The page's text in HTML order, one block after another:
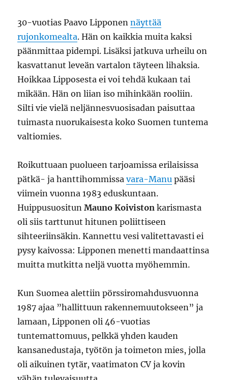
30-vuotias Paavo Lipponennäyttää
rujonkomealta. Hän on kaikkia muita kaksi
päänmittaa pidempi. Lisäksi jatkuva urheilu on
kasvattanut leveän vartalon täyteen lihaksia.
Hoikkaa Lipposesta ei voi tehdä kukaan tai
mikään. Hän on liian iso mihinkään rooliin.
Silti vie vielä neljännesvuosisadan paisuttaa
tuimasta nuorukaisesta koko Suomen tuntema
valtiomies.
Roikuttuaan puolueen tarjoamissa erilaisissa
pätkä- ja hanttihommissavara-Manu pääsi
viimein vuonna 1983 eduskuntaan.
HuippusuositunMauno Koiviston karismasta
oli siis tarttunut hitunen poliittiseen
sihteeriinsäkin. Kannettu vesi valitettavasti ei
pysy kaivossa: Lipponen menetti mandaattinsa
muitta mutkitta neljä vuotta myöhemmin.
Kun Suomea alettiin pörssiromahdusvuonna
1987 ajaa ”hallittuun rakennemuutokseen” ja
lamaan, Lipponen oli 46-vuotias
tuntemattomuus, pelkkä yhden kauden
kansanedustaja, työtön ja toimeton mies, jolla
oli aikuinen tytär, vaatimaton CV ja kovin